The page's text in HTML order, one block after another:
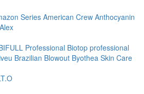
Series American Crew Anthocyanin
Professional Biotop professional
Brazilian Blowout Byothea Skin Care